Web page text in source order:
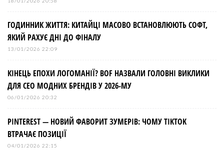
ГОДИННИК ЖИТТЯ: КИТАЙЦІ МАСОВО ВСТАНОВЛЮЮТЬ СОФТ,
ЯКИЙ РАХУЄ ДНІ ДО ФІНАЛУ
13/01/2026 22:09
КІНЕЦЬ ЕПОХИ ЛОГОМАНІЇ? BOF НАЗВАЛИ ГОЛОВНІ ВИКЛИКИ
ДЛЯ СЕО МОДНИХ БРЕНДІВ У 2026-МУ
06/01/2026 20:32
PINTEREST — НОВИЙ ФАВОРИТ ЗУМЕРІВ: ЧОМУ TIKTOK
ВТРАЧАЄ ПОЗИЦІЇ
04/01/2026 22:15